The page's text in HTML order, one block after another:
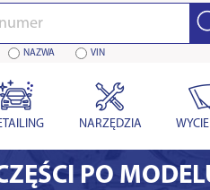
NAZWA VIN
NARZĘDZIA
PO